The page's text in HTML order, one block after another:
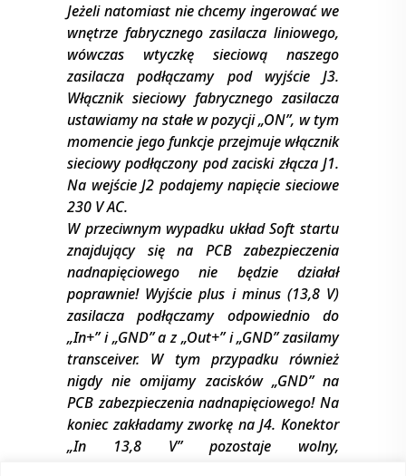
Jeżeli natomiast nie chcemy ingerować we
wnętrze fabrycznego zasilacza liniowego,
wówczas wtyczkę sieciową naszego
zasilacza podłączamy pod wyjście J3.
Włącznik sieciowy fabrycznego zasilacza
ustawiamy na stałe w pozycji „ON”, w tym
momencie jego funkcje przejmuje włącznik
sieciowy podłączony pod zaciski złącza J1.
Na wejście J2 podajemy napięcie sieciowe
230 V AC.
W przeciwnym wypadku układ Soft startu
znajdujący się na PCB zabezpieczenia
nadnapięciowego nie będzie działał
poprawnie! Wyjście plus i minus (13,8 V)
zasilacza podłączamy odpowiednio do
„In+” i „GND” a z „Out+” i „GND” zasilamy
transceiver. W tym przypadku również
nigdy nie omijamy zacisków „GND” na
PCB zabezpieczenia nadnapięciowego! Na
koniec zakładamy zworkę na J4. Konektor
„In 13,8 V” pozostaje wolny,